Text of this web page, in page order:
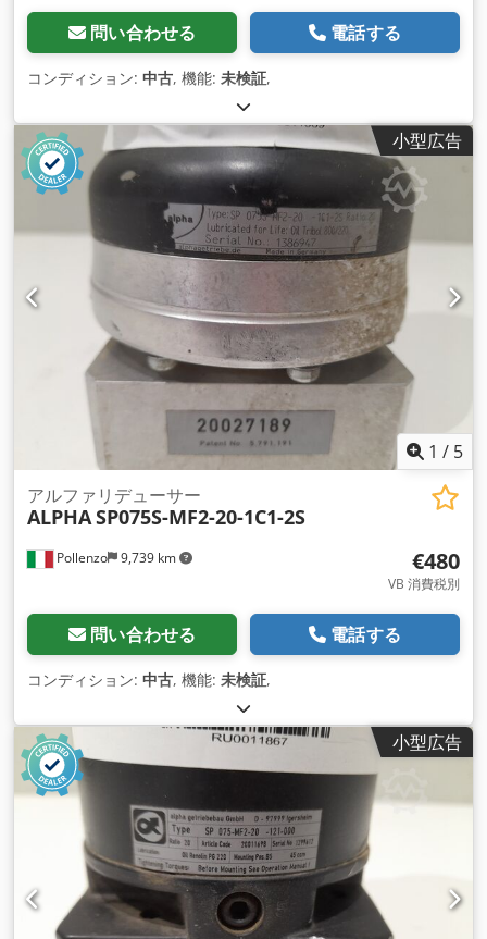
問い合わせる 電話する
コンディション: 中古, 機能: 未検証,
小型広告
1 / 5
Pollenzo 9,739 km
アルファリデューサー
ALPHASP075S-MF2-20-1C1-2S
€480
VB 消費税別
問い合わせる 電話する
コンディション: 中古, 機能: 未検証,
小型広告